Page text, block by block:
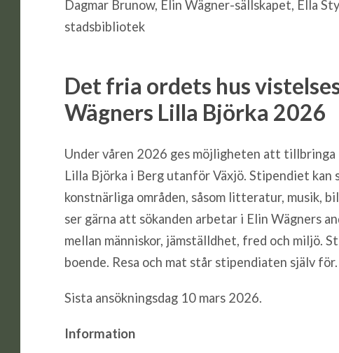
Dagmar Brunow, Elin Wägner-sällskapet, Ella
stadsbibliotek
Det fria ordets hus v
Wägners Lilla Björka 2026
Under våren 2026 ges möjligheten att tillbringa
Lilla Björka i Berg utanför Växjö. Stipendiet kan
konstnärliga områden, såsom litteratur, musik,
ser gärna att sökanden arbetar i Elin Wägners
mellan människor, jämställdhet, fred och miljö.
boende. Resa och mat står stipendiaten själv för.
Sista ansökningsdag 10 mars 2026.
Information